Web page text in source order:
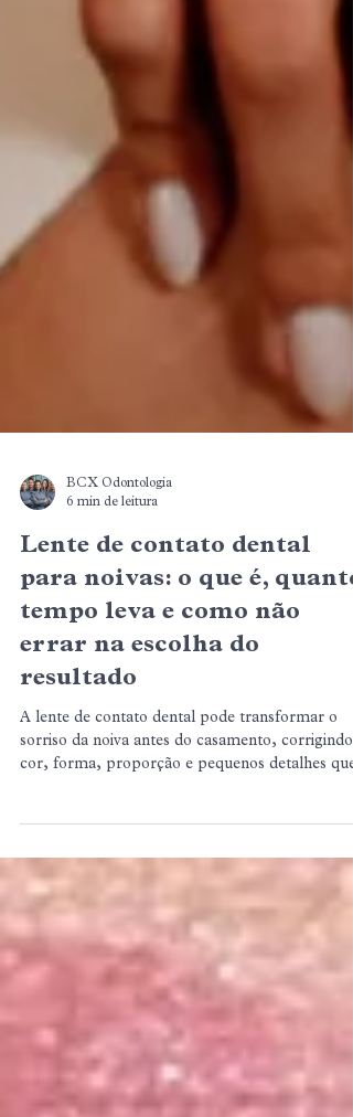
BCX Odontologia
Lente de contato dental
resultado
A lente de contato dental pode transformar o
sorriso da noiva antes do casamento, corrigindo
cor, forma, proporção e pequenos detalhes que
aparecem em todas as fotos. Neste guia, a BCX
Odontologia explica como funciona o
quanto tempo antes do casamento iniciar o
planejamento e por que o mock-up é essencial
para garantir um resultado natural, elegante e
alinhado ao rosto da paciente.